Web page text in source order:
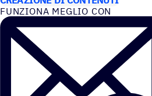
FUNZIONA MEGLIO CON